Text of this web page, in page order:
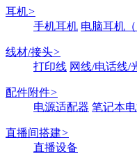
耳机>
手机耳机 电脑耳机（
线材/接头>
打印线 网线/电话线/
配件附件>
电源适配器 笔记本
直播间搭建>
直播设备